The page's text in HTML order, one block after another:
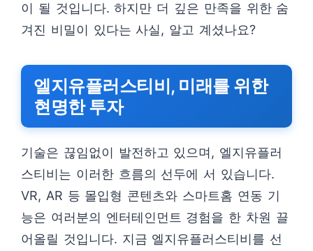
이 될 것입니다. 하지만 더 깊은 만족을 위한 숨
겨진 비밀이 있다는 사실, 알고 계셨나요?
엘지유플러스티비, 미래를 위한
현명한 투자
기술은 끊임없이 발전하고 있으며, 엘지유플러
스티비는 이러한 흐름의 선두에 서 있습니다.
VR, AR 등 몰입형 콘텐츠와 스마트홈 연동 기
능은 여러분의 엔터테인먼트 경험을 한 차원 끌
어올릴 것입니다. 지금 엘지유플러스티비를 선